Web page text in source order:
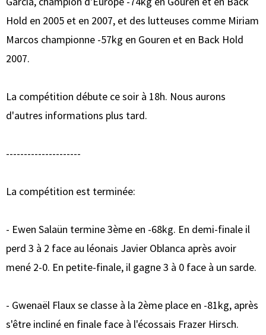
Hold en 2005 et en 2007, et des lutteuses comme Miriam
Marcos championne -57kg en Gouren et en Back Hold
2007.
La compétition débute ce soir à 18h. Nous aurons
d'autres informations plus tard.
---------------------
La compétition est terminée:
- Ewen Salaün termine 3ème en -68kg. En demi-finale il
perd 3 à 2 face au léonais Javier Oblanca après avoir
mené 2-0. En petite-finale, il gagne 3 à 0 face à un sarde.
- Gwenaël Flaux se classe à la 2ème place en -81kg, après
s'être incliné en finale face à l'écossais Frazer Hirsch.